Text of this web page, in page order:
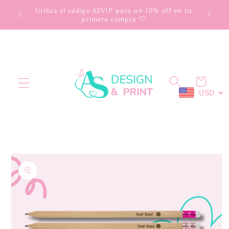
directamente
Utiliza el código ASVIP para un 10% off en tu
primera compra 🤍
Carrito
USD
directamente
a la
información
del producto